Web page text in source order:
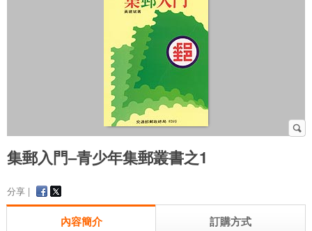
集郵入門–青少年集郵叢書之1
分享 |
內容簡介 訂購方式